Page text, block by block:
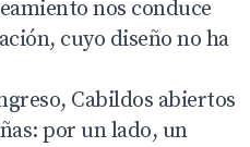
nos conduce
cuyo diseño no ha
Cabildos abiertos
por un lado, un